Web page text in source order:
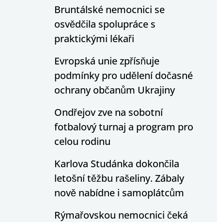
Bruntálské nemocnici se
osvědčila spolupráce s
praktickými lékaři
Evropská unie zpřísňuje
podmínky pro udělení dočasné
ochrany občanům Ukrajiny
Ondřejov zve na sobotní
fotbalový turnaj a program pro
celou rodinu
Karlova Studánka dokončila
letošní těžbu rašeliny. Zábaly
nově nabídne i samoplátcům
Rýmařovskou nemocnici čeká